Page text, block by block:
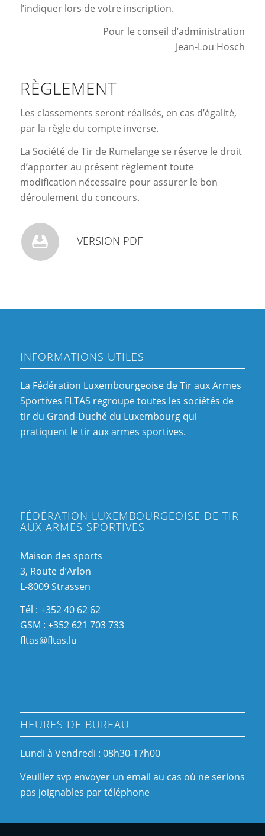
l’indiquer lors de votre inscription.
Pour le conseil d’administration
Jean-Lou Hosch
RÈGLEMENT
Les classements seront réalisés, en cas d’égalité,
par la règle du compte inverse.
La Société de Tir de Rumelange se réserve le droit
d’apporter au présent règlement toute
modification nécessaire pour assurer le bon
déroulement du concours.
VERSION PDF
INFORMATIONS UTILES
La Fédération Luxembourgeoise de Tir aux Armes
Sportives FLTAS regroupe toutes les sociétés de
tir du Grand-Duché du Luxembourg qui
pratiquent le tir aux armes sportives.
FÉDÉRATION LUXEMBOURGEOISE DE TIR
AUX ARMES SPORTIVES
Maison des sports
3, Route d’Arlon
L-8009 Strassen
Tél : +352 40 62 62
GSM : +352 621 703 733
fltas@fltas.lu
HEURES DE BUREAU
Lundi à Vendredi : 08h30-17h00
Veuillez svp envoyer un email au cas où ne serions
pas joignables par téléphone